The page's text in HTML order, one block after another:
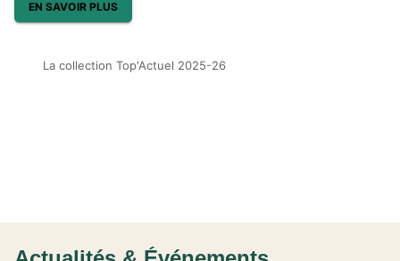
EN SAVOIR PLUS
La collection Top'Actuel 2025-26